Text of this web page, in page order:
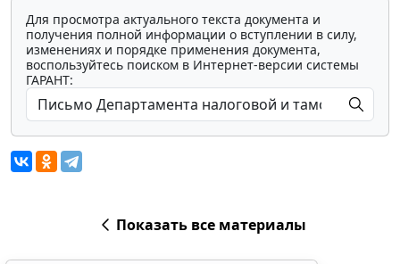
Для просмотра актуального текста документа и
получения полной информации о вступлении в силу,
изменениях и порядке применения документа,
воспользуйтесь поиском в Интернет-версии системы
ГАРАНТ:
Показать все материалы